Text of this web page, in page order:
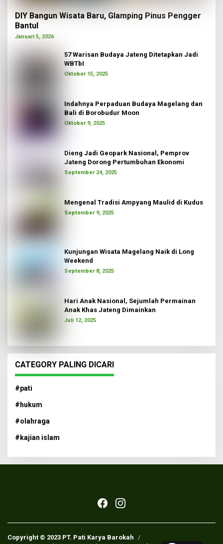
DIY Bangun Wisata Baru, Glamping Pinus Pengger
Bantul
Januari 5, 2026
57 Warisan Budaya Jateng Ditetapkan Jadi
WBTbI
Oktober 15, 2025
Indahnya Perpaduan Budaya Magelang dan
Bali di Borobudur Moon
Oktober 9, 2025
Dieng Jadi Geopark Nasional, Pemprov
Jateng Dorong Pertumbuhan Ekonomi
September 24, 2025
Mengenal Tradisi Ampyang Maulid di Kudus
September 9, 2025
Kunjungan Wisata Magelang Naik di Long
Weekend
September 8, 2025
Hari Anak Nasional, Sejumlah Permainan
Anak Khas Jateng Dimainkan
Juli 12, 2025
CATEGORY PALING DICARI
#pati
#hukum
#olahraga
#kajian islam
Copyright © 2023 PT. Pati Karya Barokah